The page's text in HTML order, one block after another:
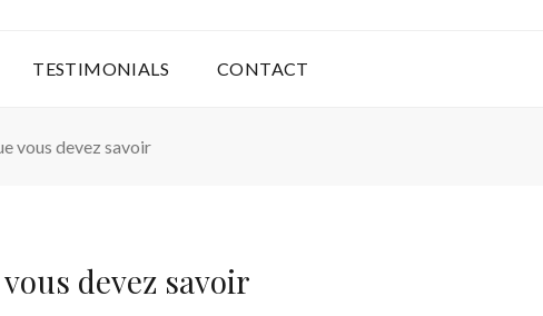
TESTIMONIALS CONTACT
vous devez savoir
devez savoir